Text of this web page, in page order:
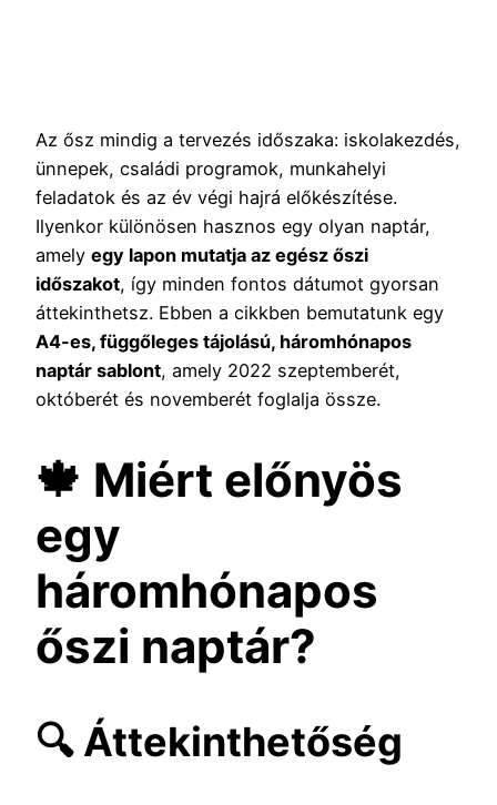
Az ősz mindig a tervezés időszaka: iskolakezdés,
ünnepek, családi programok, munkahelyi
feladatok és az év végi hajrá előkészítése.
Ilyenkor különösen hasznos egy olyan naptár,
amely egy lapon mutatja az egész őszi
időszakot, így minden fontos dátumot gyorsan
áttekinthetsz. Ebben a cikkben bemutatunk egy
A4-es, függőleges tájolású, háromhónapos
naptár sablont, amely 2022 szeptemberét,
októberét és novemberét foglalja össze.
🍁 Miért előnyös
egy
háromhónapos
őszi naptár?
🔍 Áttekinthetőség